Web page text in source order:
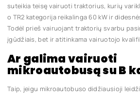
suteikia teisę vairuoti traktorius, kurių
o TR2 kategorija reikalinga 60 kW ir
Todėl prieš vairuojant traktorių svarbu
įgūdžiais, bet ir atitinkama vairuotojo
Ar galima vairuoti
mikroautobusą su B
Taip, jeigu mikroautobuso didžiausioji